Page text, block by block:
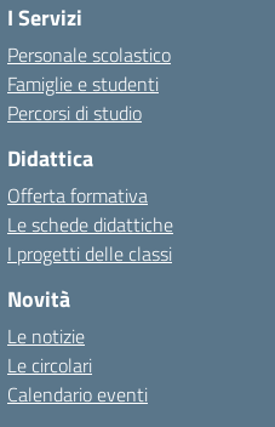
I Servizi
Personale scolastico
Famiglie e studenti
Percorsi di studio
Didattica
Offerta formativa
Le schede didattiche
I progetti delle classi
Novità
Le notizie
Le circolari
Calendario eventi